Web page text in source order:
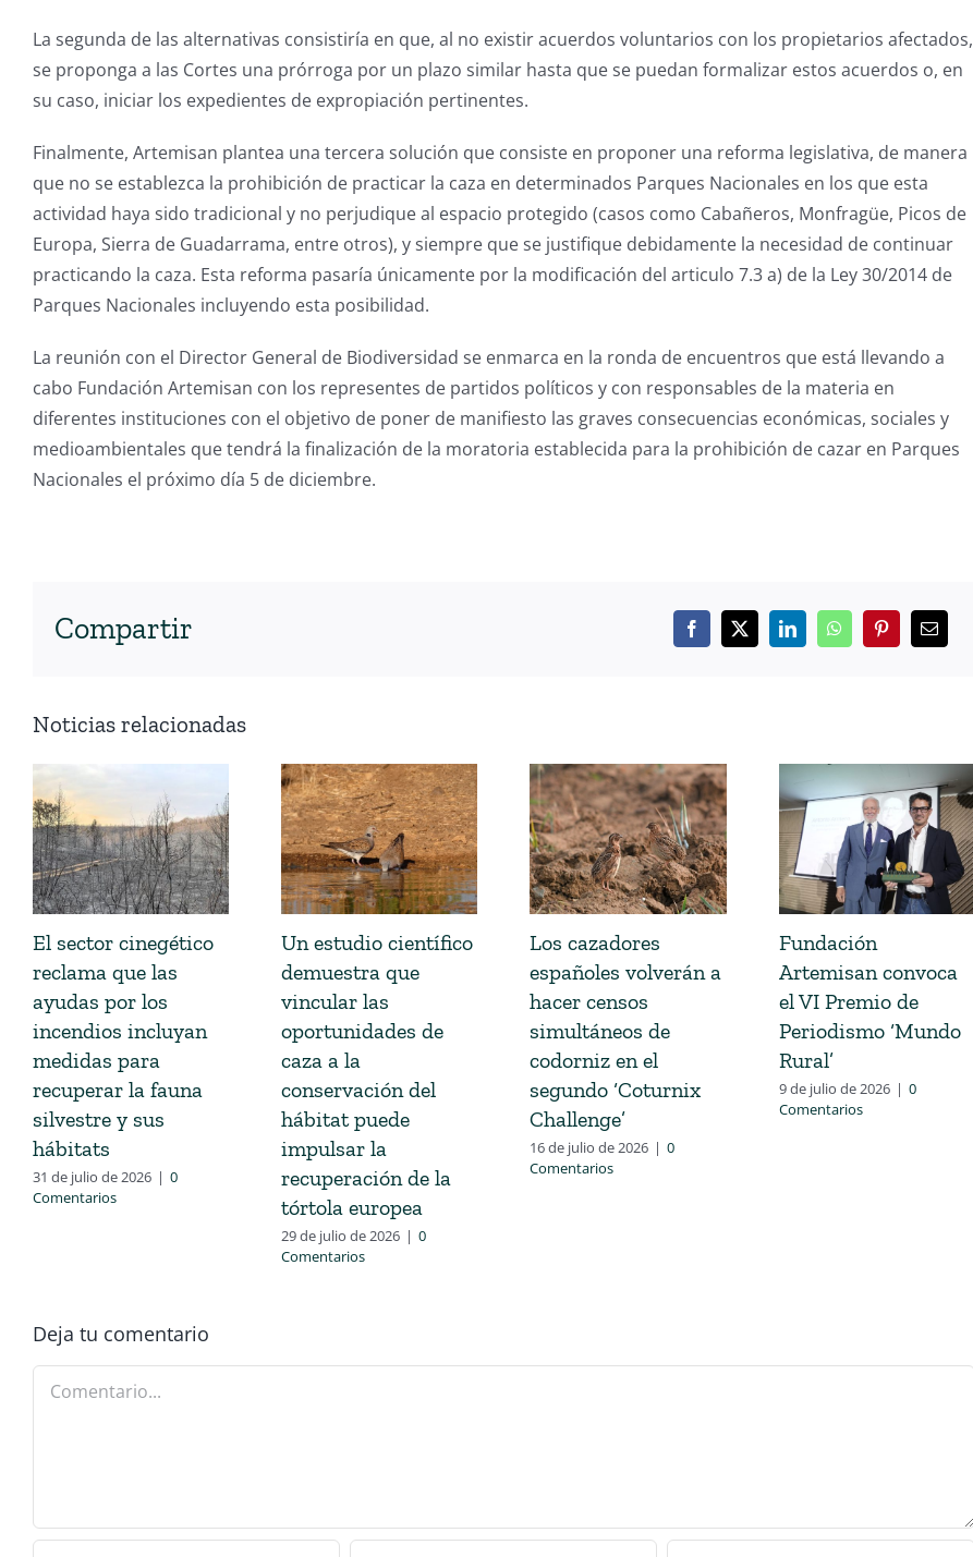
La segunda de las alternativas consistiría en que, al no existir acuerdos voluntarios con los propietarios afectados,
se proponga a las Cortes una prórroga por un plazo similar hasta que se puedan formalizar estos acuerdos o, en
su caso, iniciar los expedientes de expropiación pertinentes.
Finalmente, Artemisan plantea una tercera solución que consiste en proponer una reforma legislativa, de manera
que no se establezca la prohibición de practicar la caza en determinados Parques Nacionales en los que esta
actividad haya sido tradicional y no perjudique al espacio protegido (casos como Cabañeros, Monfragüe, Picos de
Europa, Sierra de Guadarrama, entre otros), y siempre que se justifique debidamente la necesidad de continuar
practicando la caza. Esta reforma pasaría únicamente por la modificación del articulo 7.3 a) de la Ley 30/2014 de
Parques Nacionales incluyendo esta posibilidad.
La reunión con el Director General de Biodiversidad se enmarca en la ronda de encuentros que está llevando a
cabo Fundación Artemisan con los representes de partidos políticos y con responsables de la materia en
diferentes instituciones con el objetivo de poner de manifiesto las graves consecuencias económicas, sociales y
medioambientales que tendrá la finalización de la moratoria establecida para la prohibición de cazar en Parques
Nacionales el próximo día 5 de diciembre.
Compartir
Noticias relacionadas
El sector cinegético
reclama que las
ayudas por los
incendios incluyan
medidas para
recuperar la fauna
silvestre y sus
hábitats
31 de julio de 2026 | 0
Comentarios
Un estudio científico
demuestra que
vincular las
oportunidades de
caza a la
conservación del
hábitat puede
impulsar la
recuperación de la
tórtola europea
29 de julio de 2026 | 0
Comentarios
Los cazadores
españoles volverán a
hacer censos
simultáneos de
codorniz en el
segundo ‘Coturnix
Challenge’
16 de julio de 2026 | 0
Comentarios
Fundación
Artemisan convoca
el VI Premio de
Periodismo ‘Mundo
Rural’
9 de julio de 2026 | 0
Comentarios
Deja tu comentario
Comentario